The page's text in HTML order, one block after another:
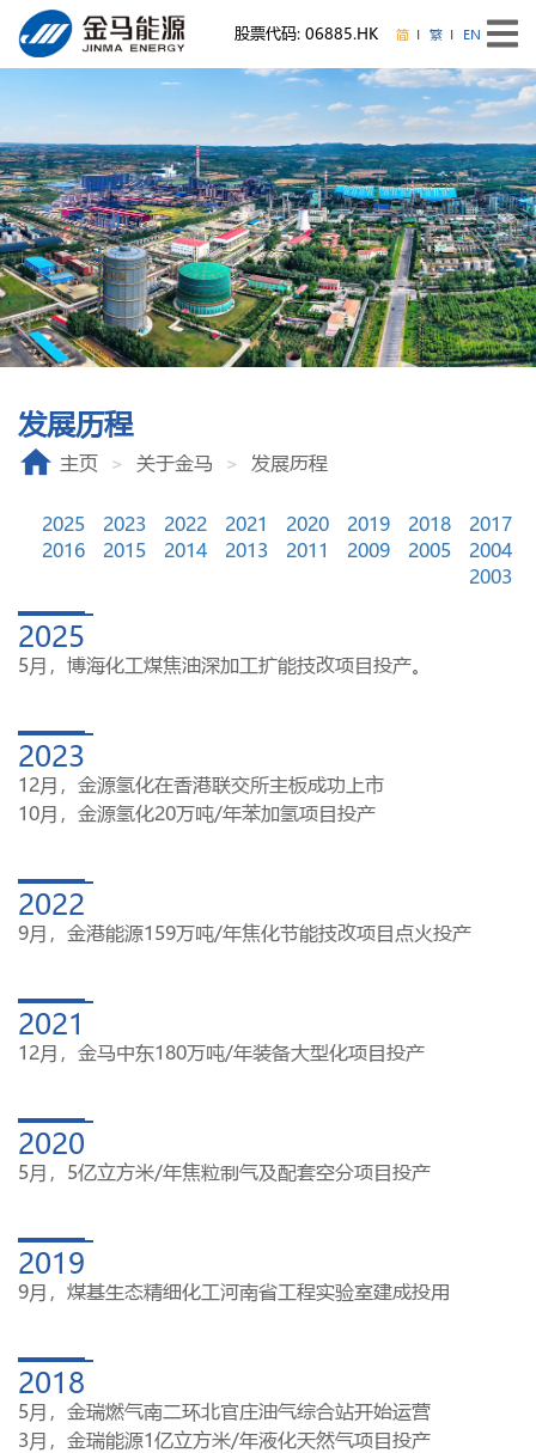
股票代码: 06885.HK 简 繁 EN
发展历程
主页 关于金马 发展历程
2025 2023 2022 2021 2020 2019 2018
2017
2016
2015 2014 2013 2011 2009 2005
2004
2003
2025
5月，博海化工煤焦油深加工扩能技改项目投产。
2023
12月，金源氢化在香港联交所主板成功上市
10月，金源氢化20万吨/年苯加氢项目投产
2022
9月，金港能源159万吨/年焦化节能技改项目点火投产
2021
12月，金马中东180万吨/年装备大型化项目投产
2020
5月，5亿立方米/年焦粒制气及配套空分项目投产
2019
9月，煤基生态精细化工河南省工程实验室建成投用
2018
5月，金瑞燃气南二环北官庄油气综合站开始运营
3月，金瑞能源1亿立方米/年液化天然气项目投产